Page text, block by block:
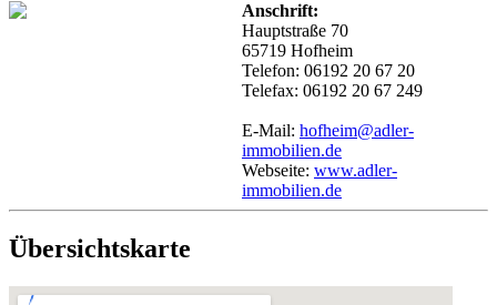
Anschrift:
Hauptstraße 70
65719 Hofheim
Telefon: 06192 20 67 20
Telefax: 06192 20 67 249
E-Mail: hofheim@adler-
immobilien.de
Webseite: www.adler-
immobilien.de
Übersichtskarte